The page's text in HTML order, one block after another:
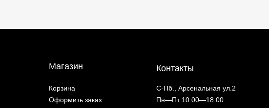
Магазин
Корзина
Оформить заказ
Контакты
С-Пб., Арсенальная ул.2
Пн—Пт 10:00—18:00